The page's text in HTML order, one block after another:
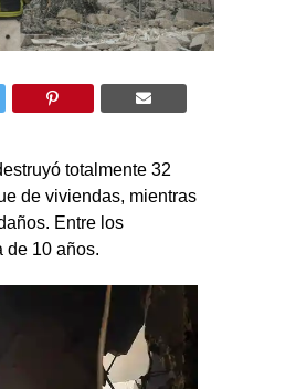
totalmente 32
de viviendas, mientras
Entre los
de 10 años.